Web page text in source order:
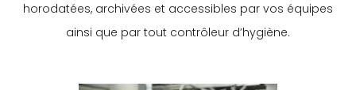
horodatées, archivées et accessibles par vos équipes
ainsi que par tout contrôleur d’hygiène.